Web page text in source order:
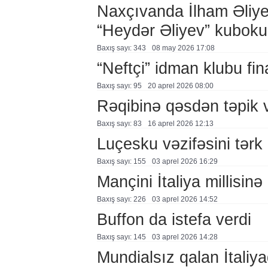
Naxçıvanda İlham
“Heydər Əliyev”
Baxış sayı: 343 08 may 2026 17:08
“Neftçi” idman klubu
Baxış sayı: 95 20 aprel 2026 08:00
Rəqibinə qəsdən təpik
Baxış sayı: 83 16 aprel 2026 12:13
Luçesku vəzifəsini tərk
Baxış sayı: 155 03 aprel 2026 16:29
Mançini İtaliya millisinə
Baxış sayı: 226 03 aprel 2026 14:52
Buffon da istefa verdi
Baxış sayı: 145 03 aprel 2026 14:28
Mundialsız qalan